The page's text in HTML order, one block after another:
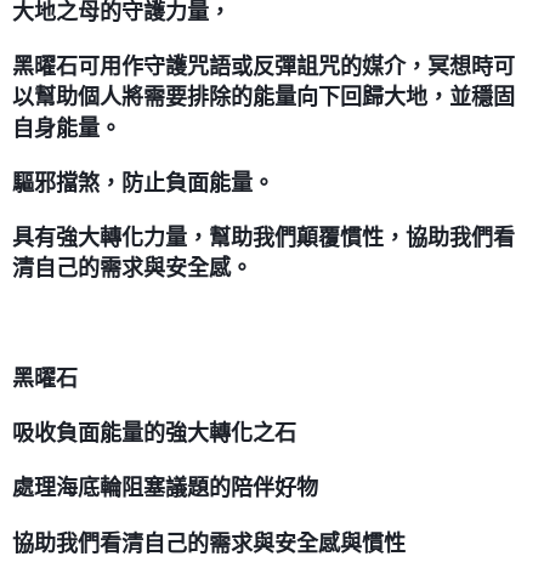
大地之母的守護力量，
黑曜石可用作守護咒語或反彈詛咒的媒介，冥想時可
以幫助個人將需要排除的能量向下回歸大地，並穩固
自身能量。
驅邪擋煞，防止負面能量。
具有強大轉化力量，幫助我們顛覆慣性，協助我們看
清自己的需求與安全感。
黑曜石
吸收負面能量的強大轉化之石
處理海底輪阻塞議題的陪伴好物
協助我們看清自己的需求與安全感與慣性